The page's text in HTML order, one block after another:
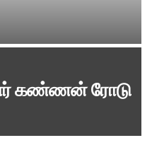
கண்ணன் ரோடு